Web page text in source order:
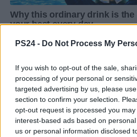
PS24 - Do Not Process My
If you wish to opt-out of the sale,
processing of your personal or
targeted advertising by us, please
section to confirm your selection.
opt-out request is processed you
interest-based ads based on
us or personal information disclosed